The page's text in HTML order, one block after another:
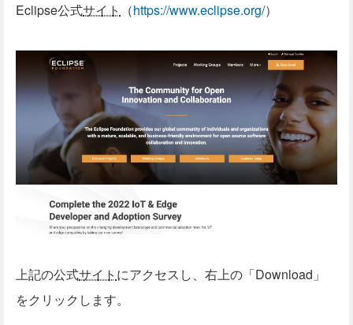
Eclipse公式サイト （https://www.eclipse.org/）
上記の公式サイト にアクセスし、右上の「Download」
をクリックします。